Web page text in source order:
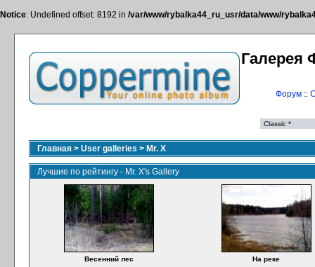
Notice: Undefined offset: 8192 in /var/www/rybalka44_ru_usr/data/www/
Галерея
Форум::
Главная > User galleries > Mr. X
Лучшие по рейтингу - Mr. X's Gallery
Весенний лес
На реке